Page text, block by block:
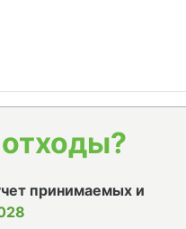
принимаемых и